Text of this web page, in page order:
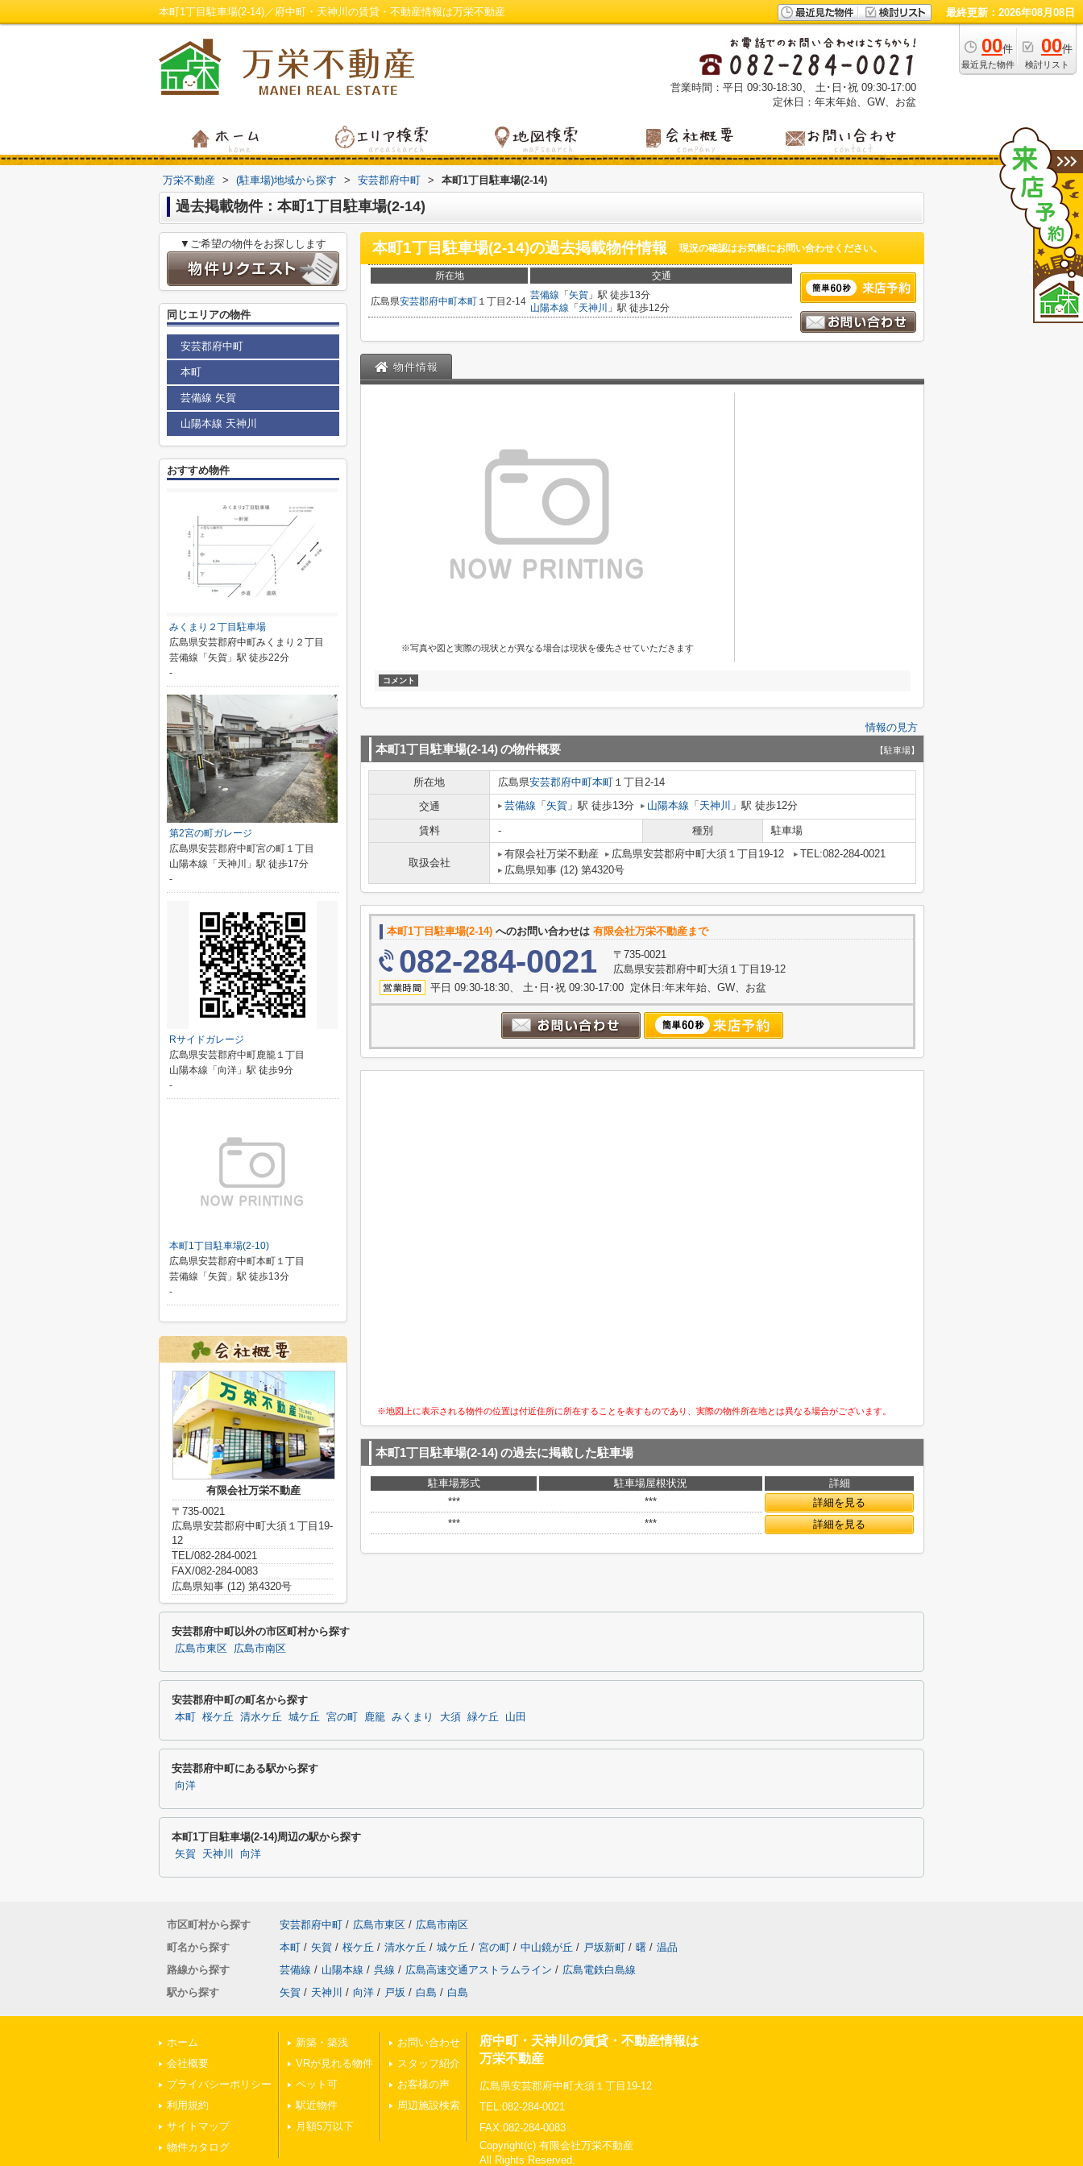
本町1丁目駐車場(2-14)／府中町・天神川の賃貸・不動産情報は万栄不動産 最終更新：2026年08月08日
00件
最近見た物件
00件
検討リスト
営業時間：平日 09:30-18:30、 土･日･祝 09:30-17:00
定休日：年末年始、GW、お盆
万栄不動産 > (駐車場)地域から探す > 安芸郡府中町 > 本町1丁目駐車場(2-14)
過去掲載物件：本町1丁目駐車場(2-14)
本町1丁目駐車場(2-14)の過去掲載物件情報 現況の確認はお気軽にお問い合わせください。
所在地 交通
広島県安芸郡府中町本町 １丁目2-14
芸備線 「 矢賀 」駅 徒歩13分
山陽本線 「 天神川 」駅 徒歩12分
物件情報
※写真や図と実際の現状とが異なる場合は現状を優先させていただきます
コメント
情報の見方
本町1丁目駐車場(2-14)の物件概要 【駐車場】
所在地 広島県安芸郡府中町本町 １丁目2-14
交通
芸備線 「 矢賀 」駅 徒歩13分 山陽本線 「 天神川 」駅 徒歩12分
賃料 - 種別 駐車場
取扱会社
有限会社万栄不動産 広島県安芸郡府中町大須１丁目19-12
TEL:082-284-0021
広島県知事 (12) 第4320号
本町1丁目駐車場(2-14) へのお問い合わせは 有限会社万栄不動産まで
082-284-0021
〒735-0021
広島県安芸郡府中町大須１丁目19-12
平日 09:30-18:30、 土･日･祝 09:30-17:00 定休日:年末年始、GW、お盆
※地図上に表示される物件の位置は付近住所に所在することを表すものであり、実際の物件所在地とは異なる場合がございます。
本町1丁目駐車場(2-14)の過去に掲載した駐車場
駐車場形式 駐車場屋根状況
詳細
***
***
詳細を見る
***
*** 詳細を見る
▼ご希望の物件をお探しします
同じエリアの物件
安芸郡府中町
本町
芸備線 矢賀
山陽本線 天神川
おすすめ物件
みくまり２丁目駐車場
広島県安芸郡府中町みくまり２丁目
芸備線「矢賀」駅 徒歩22分
-
第2宮の町ガレージ
広島県安芸郡府中町宮の町１丁目
山陽本線「天神川」駅 徒歩17分
-
Rサイドガレージ
広島県安芸郡府中町鹿籠１丁目
山陽本線「向洋」駅 徒歩9分
-
本町1丁目駐車場(2-10)
広島県安芸郡府中町本町１丁目
芸備線「矢賀」駅 徒歩13分
-
有限会社万栄不動産
〒735-0021
広島県安芸郡府中町大須１丁目19-
12
TEL/082-284-0021
FAX/082-284-0083
広島県知事 (12) 第4320号
安芸郡府中町以外の市区町村から探す
広島市東区 広島市南区
安芸郡府中町の町名から探す
本町 桜ケ丘 清水ケ丘 城ケ丘 宮の町 鹿籠 みくまり 大須 緑ケ丘 山田
安芸郡府中町にある駅から探す
向洋
本町1丁目駐車場(2-14)周辺の駅から探す
矢賀 天神川 向洋
市区町村から探す 安芸郡府中町 / 広島市東区 / 広島市南区
町名から探す
本町 / 矢賀 / 桜ケ丘 / 清水ケ丘 / 城ケ丘 / 宮の町 / 中山鏡が丘 / 戸坂新町 / 曙 / 温品
路線から探す
芸備線 / 山陽本線 / 呉線 / 広島高速交通アストラムライン / 広島電鉄白島線
駅から探す
矢賀 / 天神川 / 向洋 / 戸坂 / 白島 / 白島
ホーム
会社概要
プライバシーポリシー
利用規約
サイトマップ
物件カタログ
新築・築浅
VRが見れる物件
ペット可
駅近物件
月額5万以下
お問い合わせ
スタッフ紹介
お客様の声
周辺施設検索
府中町・天神川の賃貸・不動産情報は
万栄不動産
広島県安芸郡府中町大須１丁目19-12
TEL:082-284-0021
FAX:082-284-0083
Copyright(c) 有限会社万栄不動産
All Rights Reserved.